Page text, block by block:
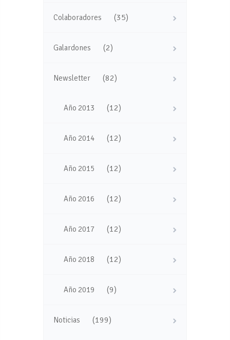
Colaboradores (35)
Galardones (2)
Newsletter (82)
Año 2013 (12)
Año 2014 (12)
Año 2015 (12)
Año 2016 (12)
Año 2017 (12)
Año 2018 (12)
Año 2019 (9)
Noticias (199)